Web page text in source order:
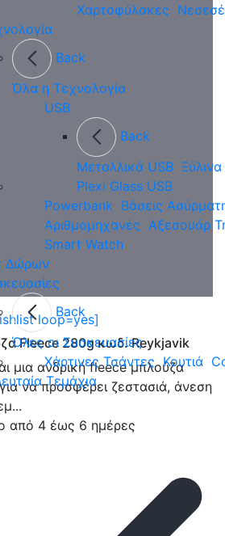
Χαρτοφύλακες
Back
Όλα η Τεχνολογία
USB
Back
Μεταλλικά USB
Plexi Glass USB
Powerbank Βάσεις
Αριθμομηχανές Αξεσουάρ
Smart Watch
Δώρων
Back
Όλες οι Συσκευασίες
Χάρτινες Τσάντες Κουτιά
Τεμάχια
loop=yes]
Fleece 280g κωδ. Reykjavik
μια ανδρική fleece μπλούζα
να προσφέρει ζεστασιά, άνεση
από 4 έως 6 ημέρες